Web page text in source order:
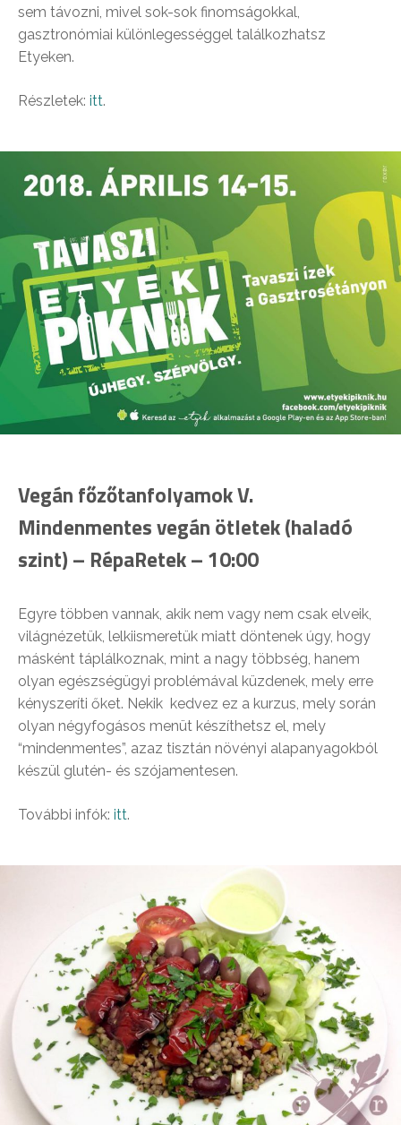
sem távozni, mivel sok-sok finomságokkal,
gasztronómiai különlegességgel találkozhatsz
Etyeken.
Részletek: itt.
Vegán főzőtanfolyamok V.
Mindenmentes vegán ötletek (haladó
szint) – RépaRetek – 10:00
Egyre többen vannak, akik nem vagy nem csak elveik,
világnézetük, lelkiismeretük miatt döntenek úgy, hogy
másként táplálkoznak, mint a nagy többség, hanem
olyan egészségügyi problémával küzdenek, mely erre
kényszeríti őket. Nekik kedvez ez a kurzus, mely során
olyan négyfogásos menüt készíthetsz el, mely
“mindenmentes”, azaz tisztán növényi alapanyagokból
készül glutén- és szójamentesen.
További infók: itt.